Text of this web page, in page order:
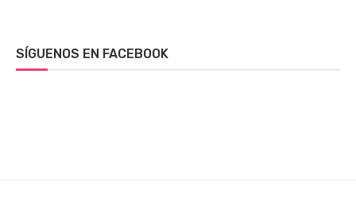
SÍGUENOS EN FACEBOOK